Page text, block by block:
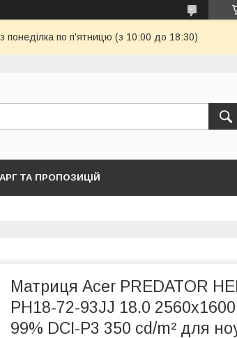
понеділка по п'ятницю (з 10:00 до 18:30)
ТА ПРОПОЗИЦІЙ
Матриця Acer PREDATOR
PH18-72-93JJ 18.0
99% DCI-P3 350 cd/m² для